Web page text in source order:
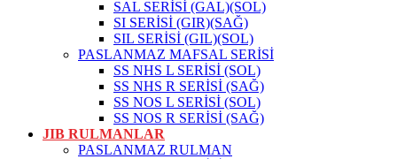
SAL SERİSİ (GAL)(SOL)
SI SERİSİ (GIR)(SAĞ)
SIL SERİSİ (GIL)(SOL)
PASLANMAZ MAFSAL SERİSİ
SS NHS L SERİSİ (SOL)
SS NHS R SERİSİ (SAĞ)
SS NOS L SERİSİ (SOL)
SS NOS R SERİSİ (SAĞ)
JIB RULMANLAR
PASLANMAZ RULMAN